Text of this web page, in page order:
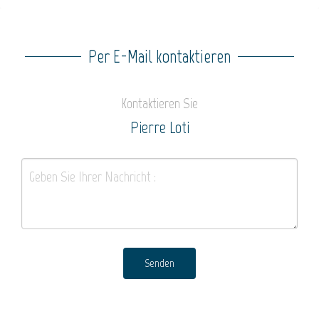
Per E-Mail kontaktieren
Kontaktieren Sie
Pierre Loti
Senden